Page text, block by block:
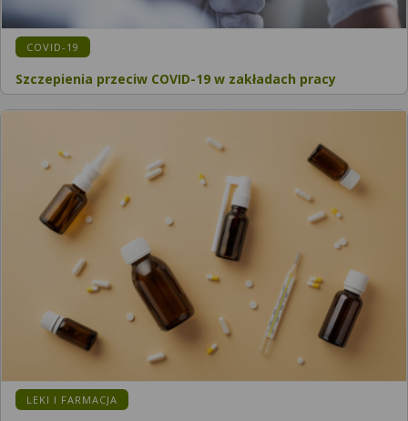
KATEGORIA:
COVID-19
Szczepienia przeciw COVID-19 w zakładach pracy
KATEGORIA:
LEKI I FARMACJA